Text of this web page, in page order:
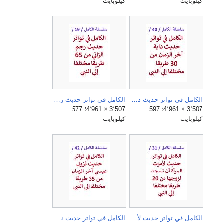
الكامل في تواتر حديث دابة ىخر الزمان من 30 طريقا مختلفا الي النبي.jpg
3٬507 × 4٬961؛ 597
كيلوبايت
الكامل في تواتر حديث رجم الزاني من 65 طريقا مختلفا الي النبي.jpg
3٬507 × 4٬961؛ 577
كيلوبايت